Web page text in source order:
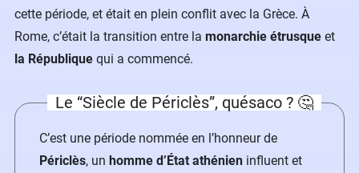
cette période, et était en plein conflit avec la Grèce. À
Rome, c’était la transition entre la monarchie étrusque et
la République qui a commencé.
Le “Siècle de Périclès”, quésaco ? 🤔
C’est une période nommée en l’honneur de
Périclès, un homme d’État athénien influent et